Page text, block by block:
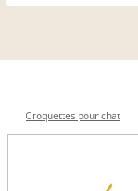
Croquettes pour chat